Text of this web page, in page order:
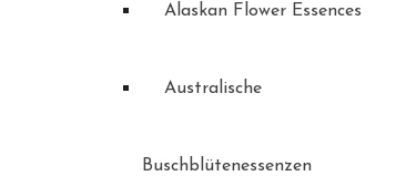
Alaskan Flower Essences
Australische
Buschblütenessenzen